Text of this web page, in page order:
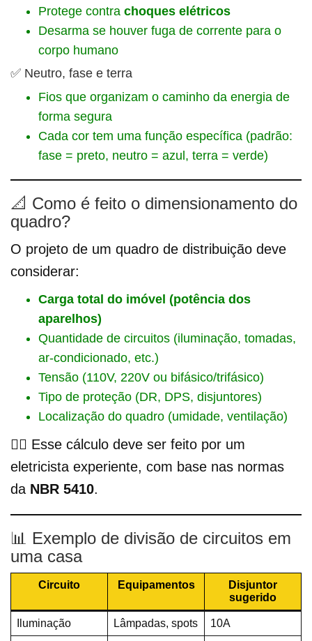
Protege contra choques elétricos
Desarma se houver fuga de corrente para o
corpo humano
✅ Neutro, fase e terra
Fios que organizam o caminho da energia de
forma segura
Cada cor tem uma função específica (padrão:
fase = preto, neutro = azul, terra = verde)
📐 Como é feito o dimensionamento do
quadro?
O projeto de um quadro de distribuição deve
considerar:
Carga total do imóvel (potência dos
aparelhos)
Quantidade de circuitos (iluminação, tomadas,
ar-condicionado, etc.)
Tensão (110V, 220V ou bifásico/trifásico)
Tipo de proteção (DR, DPS, disjuntores)
Localização do quadro (umidade, ventilação)
👷‍♂️ Esse cálculo deve ser feito por um
eletricista experiente, com base nas normas
da NBR 5410.
📊 Exemplo de divisão de circuitos em
uma casa
Circuito Equipamentos
Disjuntor
sugerido
Iluminação Lâmpadas, spots 10A